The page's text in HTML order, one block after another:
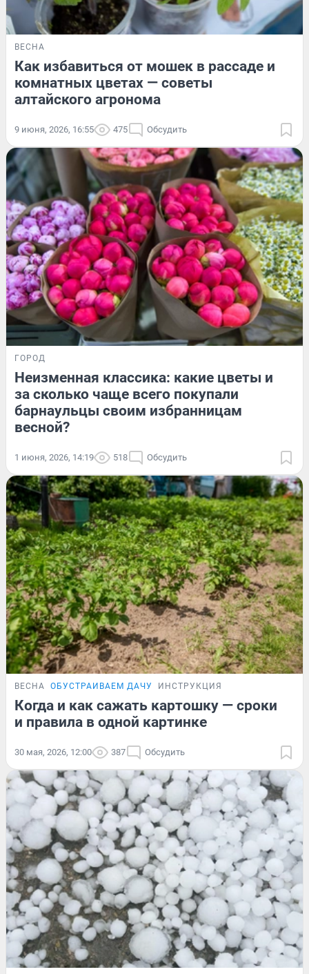
ВЕСНА
Как избавиться от мошек в рассаде и
комнатных цветах — советы
алтайского агронома
9 июня, 2026, 16:55 475 Обсудить
ГОРОД
Неизменная классика: какие цветы и
за сколько чаще всего покупали
барнаульцы своим избранницам
весной?
1 июня, 2026, 14:19 518 Обсудить
ВЕСНА ОБУСТРАИВАЕМ ДАЧУ ИНСТРУКЦИЯ
Когда и как сажать картошку — сроки
и правила в одной картинке
30 мая, 2026, 12:00 387 Обсудить